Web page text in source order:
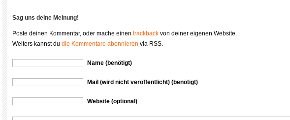
Sag uns deine Meinung!
Poste deinen Kommentar, oder mache einen trackback von deiner eigenen Website.
Weiters kannst du die Kommentare abonnieren via RSS.
Name (benötigt)
Mail (wird nicht veröffentlicht) (benötigt)
Website (optional)